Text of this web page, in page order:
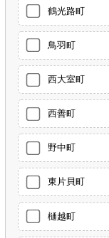
鶴光路町
鳥羽町
西大室町
西善町
野中町
東片貝町
樋越町